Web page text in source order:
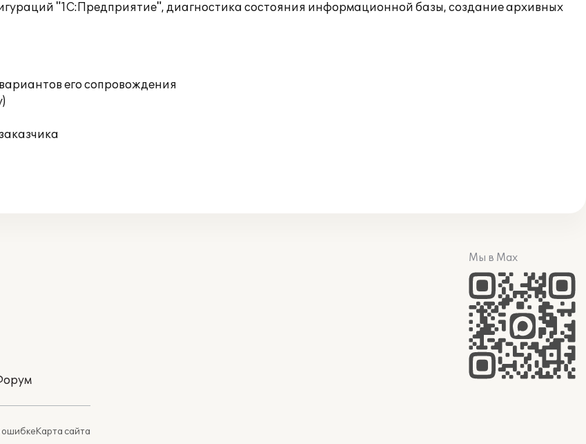
"1С:Предприятие", диагностика состояния информационной базы, создание архивных
его сопровождения
Карта сайта
Мы в Max